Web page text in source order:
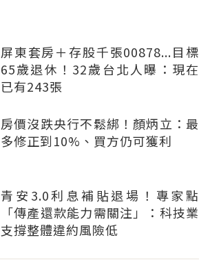
屏東套房＋存股千張00878...目標
65歲退休！32歲台北人曝：現在
已有243張
房價沒跌央行不鬆綁！顏炳立：最
多修正到10%、買方仍可獲利
青安3.0利息補貼退場！專家點
「傳產還款能力需關注」：科技業
支撐整體違約風險低